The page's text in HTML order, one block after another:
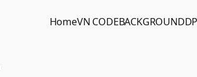
HomeVN CODEBACKGROUND